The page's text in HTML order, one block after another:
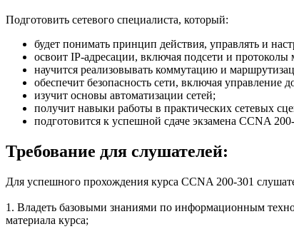
Подготовить сетевого специалиста, который:
будет понимать принцип действия, управлять и
освоит IP-адресации, включая подсети и протоколы
научится реализовывать коммутацию и
обеспечит безопасность сети, включая управление
изучит основы автоматизации сетей;
получит навыки работы в практических сетевых
подготовится к успешной сдаче экзамена CCNA
Требование для слушателей:
Для успешного прохождения курса CCNA 200-301
1. Владеть базовыми знаниями по информационным
материала курса;